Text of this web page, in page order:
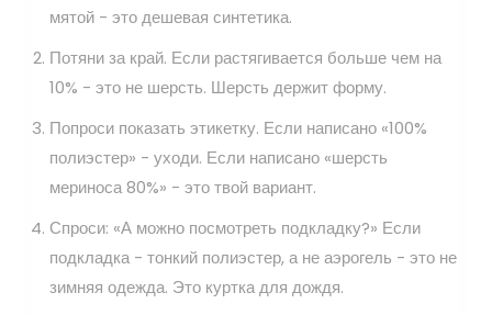
мятой - это дешевая синтетика.
Потяни за край. Если растягивается больше чем на
10% - это не шерсть. Шерсть держит форму.
Попроси показать этикетку. Если написано «100%
полиэстер» - уходи. Если написано «шерсть
мериноса 80%» - это твой вариант.
Спроси: «А можно посмотреть подкладку?» Если
подкладка - тонкий полиэстер, а не аэрогель - это не
зимняя одежда. Это куртка для дождя.